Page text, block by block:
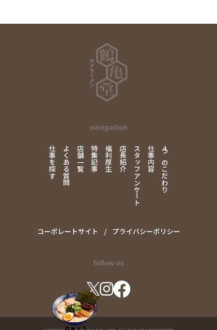
navigation
4
つのこだわり
仕事内容
スタッフアンケート
店長紹介
福利厚生
特集記事
店舗一覧
よくある質問
仕事を探す
コーポレートサイト プライバシーポリシー
follow us